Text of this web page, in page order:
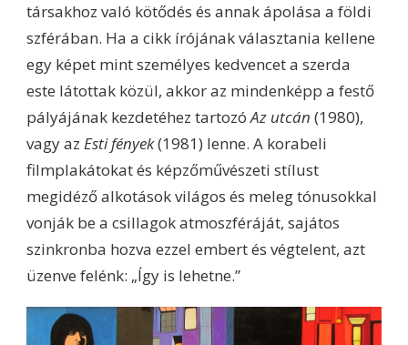
társakhoz való kötődés és annak ápolása a földi
szférában. Ha a cikk írójának választania kellene
egy képet mint személyes kedvencet a szerda
este látottak közül, akkor az mindenképp a festő
pályájának kezdetéhez tartozóAz utcán (1980),
vagy az Esti fények(1981) lenne. A korabeli
filmplakátokat és képzőművészeti stílust
megidéző alkotások világos és meleg tónusokkal
vonják be a csillagok atmoszféráját, sajátos
szinkronba hozva ezzel embert és végtelent, azt
üzenve felénk: „Így is lehetne.”